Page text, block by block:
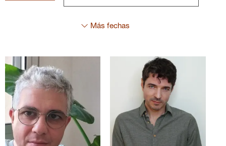
Más fechas